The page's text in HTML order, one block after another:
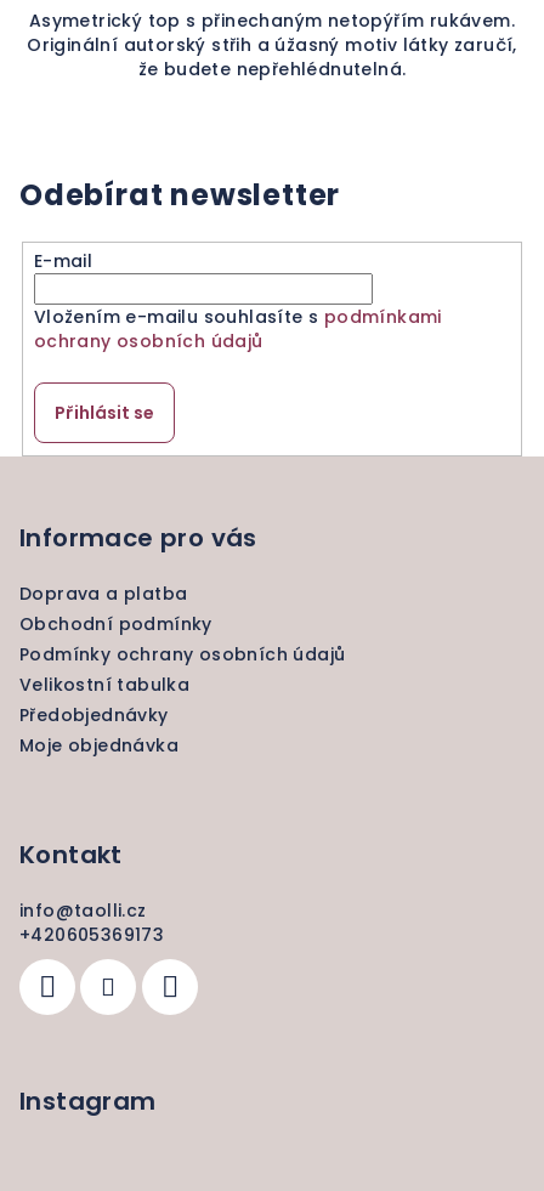
Asymetrický top s přinechaným netopýřím rukávem.
Originální autorský střih a úžasný motiv látky zaručí,
že budete nepřehlédnutelná.
Odebírat newsletter
E-mail
Vložením e-mailu souhlasíte s podmínkami
ochrany osobních údajů
Přihlásit se
Informace pro vás
Doprava a platba
Obchodní podmínky
Podmínky ochrany osobních údajů
Velikostní tabulka
Předobjednávky
Moje objednávka
Kontakt
info@taolli.cz
+420605369173
Instagram